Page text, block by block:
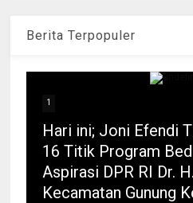
Berita Terpopuler
1
Hari ini; Joni Efendi
16 Titik Program
Aspirasi DPR RI Dr.
Kecamatan Gunung